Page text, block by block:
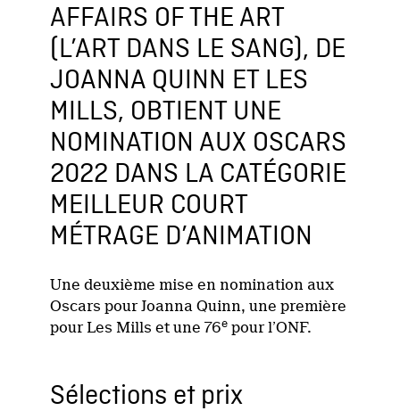
AFFAIRS OF THE ART
(L’ART DANS LE SANG), DE
JOANNA QUINN ET LES
MILLS, OBTIENT UNE
NOMINATION AUX OSCARS
2022 DANS LA CATÉGORIE
MEILLEUR COURT
MÉTRAGE D’ANIMATION
Une deuxième mise en nomination aux
Oscars pour Joanna Quinn, une première
pour Les Mills et une 76e pour l’ONF.
Sélections et prix